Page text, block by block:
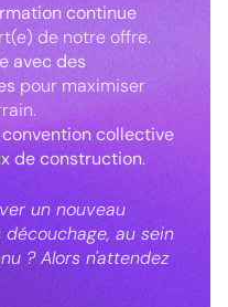
continue
de notre offre.
avec des
pour maximiser
convention collective
de construction.
un nouveau
au sein
? Alors n'attendez